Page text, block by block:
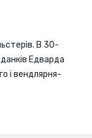
В 30-
Едварда
і вендлярня-